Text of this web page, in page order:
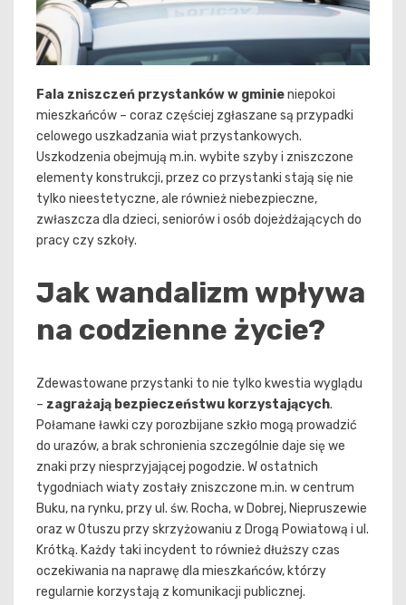
Fala zniszczeń przystanków w gminieniepokoi
mieszkańców – coraz częściej zgłaszane są przypadki
celowego uszkadzania wiat przystankowych.
Uszkodzenia obejmują m.in. wybite szyby i zniszczone
elementy konstrukcji, przez co przystanki stają się nie
tylko nieestetyczne, ale również niebezpieczne,
zwłaszcza dla dzieci, seniorów i osób dojeżdżających do
pracy czy szkoły.
Jak wandalizm wpływa
na codzienne życie?
Zdewastowane przystanki to nie tylko kwestia wyglądu
– zagrażają bezpieczeństwu korzystających.
Połamane ławki czy porozbijane szkło mogą prowadzić
do urazów, a brak schronienia szczególnie daje się we
znaki przy niesprzyjającej pogodzie. W ostatnich
tygodniach wiaty zostały zniszczone m.in. w centrum
Buku, na rynku, przy ul. św. Rocha, w Dobrej, Niepruszewie
oraz w Otuszu przy skrzyżowaniu z Drogą Powiatową i ul.
Krótką. Każdy taki incydent to również dłuższy czas
oczekiwania na naprawę dla mieszkańców, którzy
regularnie korzystają z komunikacji publicznej.